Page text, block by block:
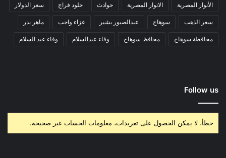
الأنوار المصرية الانوار المصرية حوادث خلود فراج سعر الدولار
سعر الذهب سوهاج عبدالصبور بشير عزاء واجب ماهر بدر
محافظة سوهاج محافظ سوهاج وفاء عبدالسلام وفاء عبد السلام
Follow us
خطأ، لا يمكن الحصول على تغريدات، معلومات الحساب غير صحيحة.